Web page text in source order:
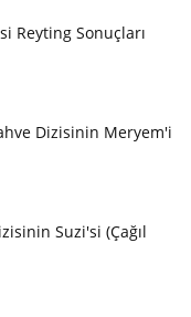
Reyting Sonuçları
Dizisinin Meryem'i
Suzi'si (Çağıl